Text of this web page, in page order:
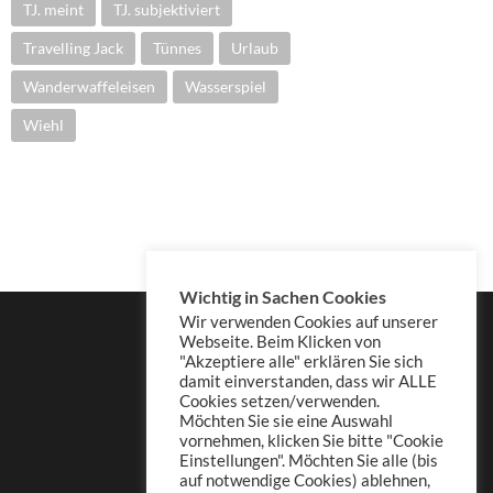
TJ. meint TJ. subjektiviert
Travelling Jack Tünnes Urlaub
Wanderwaffeleisen Wasserspiel
Wiehl
Wichtig in Sachen Cookies
Wir verwenden Cookies auf unserer
Webseite. Beim Klicken von
"Akzeptiere alle" erklären Sie sich
damit einverstanden, dass wir ALLE
Cookies setzen/verwenden.
Möchten Sie sie eine Auswahl
vornehmen, klicken Sie bitte "Cookie
Einstellungen". Möchten Sie alle (bis
auf notwendige Cookies) ablehnen,